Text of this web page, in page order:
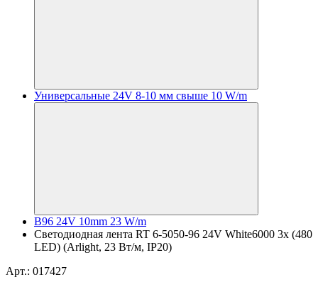
Универсальные 24V 8-10 мм свыше 10 W/m
B96 24V 10mm 23 W/m
Светодиодная лента RT 6-5050-96 24V White6000 3x (480
LED) (Arlight, 23 Вт/м, IP20)
Арт.: 017427